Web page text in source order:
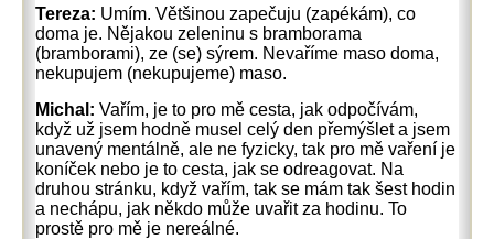
Tereza: Umím. Většinou zapečuju (zapékám), co
doma je. Nějakou zeleninu s bramborama
(bramborami), ze (se) sýrem. Nevaříme maso doma,
nekupujem (nekupujeme) maso.
Michal:Vařím, je to pro mě cesta, jak odpočívám,
když už jsem hodně musel celý den přemýšlet a jsem
unavený mentálně, ale ne fyzicky, tak pro mě vaření je
koníček nebo je to cesta, jak se odreagovat. Na
druhou stránku, když vařím, tak se mám tak šest hodin
a nechápu, jak někdo může uvařit za hodinu. To
prostě pro mě je nereálné.